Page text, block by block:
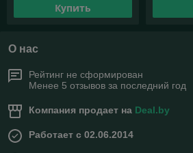
Купить
О нас
Рейтинг не сформирован
Менее 5 отзывов за последний год
Компания продает на Deal.by
Работает с 02.06.2014